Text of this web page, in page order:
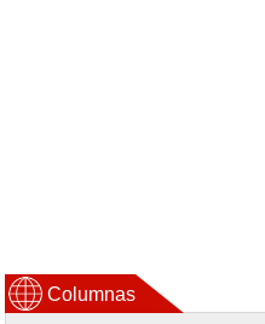
Columnas